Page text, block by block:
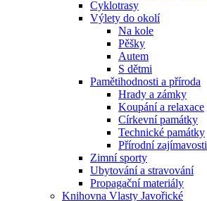
Cyklotrasy
Výlety do okolí
Na kole
Pěšky
Autem
S dětmi
Pamětihodnosti a příroda
Hrady a zámky
Koupání a relaxace
Církevní památky
Technické památky
Přírodní zajímavosti
Zimní sporty
Ubytování a stravování
Propagační materiály
Knihovna Vlasty Javořické